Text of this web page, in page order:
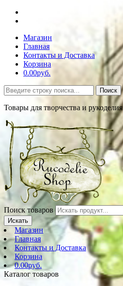
Магазин
Главная
Контакты и Доставка
Корзина
0.00руб.
Поиск
Товары для творчества и рукоделия
Поиск товаров
Искать
Магазин
Главная
Контакты и Доставка
Корзина
0.00руб.
Каталог товаров